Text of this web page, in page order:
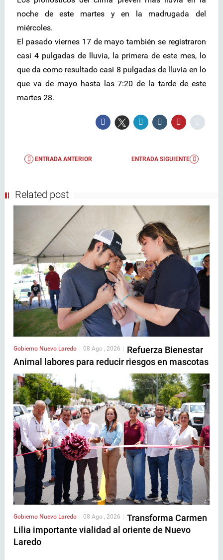
noche de este martes y en la madrugada del
miércoles.
El pasado viernes 17 de mayo también se registraron
casi 4 pulgadas de lluvia, la primera de este mes, lo
que da como resultado casi 8 pulgadas de lluvia en lo
que va de mayo hasta las 7:20 de la tarde de este
martes 28.
ENTRADA ANTERIOR ENTRADA SIGUIENTE
Related post
Gobierno Nuevo Laredo 08 Ago , 2026
Refuerza Bienestar
Animal labores para reducir riesgos en mascotas
Gobierno Nuevo Laredo 08 Ago , 2026
Transforma Carmen
Lilia importante vialidad al oriente de Nuevo
Laredo